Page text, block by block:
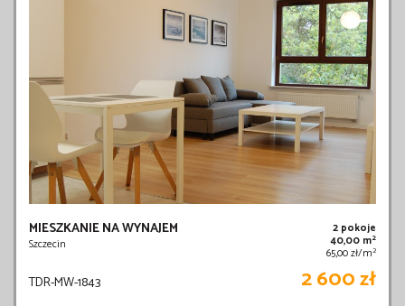
MIESZKANIE NA WYNAJEM
Szczecin
2 pokoje
40,00 m2
65,00 zł/m2
TDR-MW-1843 2 600 zł